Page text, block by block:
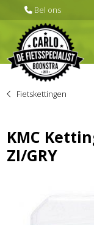
Fietskettingen
KMC
ZI/GRY